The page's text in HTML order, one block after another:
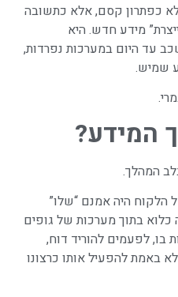
כפתרון קסם, אלא כתשובה
מידע חדש. היא
עד היום במערכות נפרדות,
שמיש.
המידע?
המהלך.
הלקוח היה אמנם “שלו”
כלוא בתוך מערכות של גופים
בו, לפעמים להוריד דוח,
באמת להפעיל אותו כרצונו